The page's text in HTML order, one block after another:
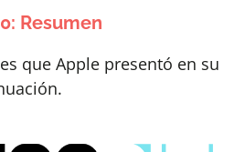
Resumen
que Apple presentó en su